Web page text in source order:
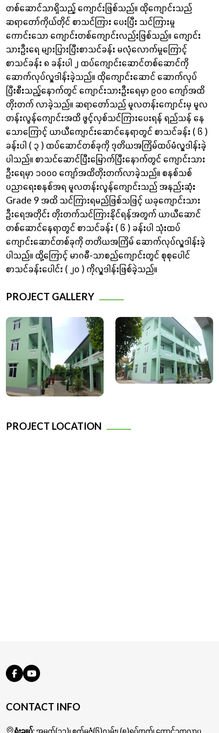
တစ်ဆောင်သာရှိသည့် ကျောင်းဖြစ်သည်။ ထိုကျောင်းသည်
ဆရာတော်ကိုယ်တိုင် စာသင်ကြား ပေးပြီး သင်ကြားမှု
ကောင်းသော ကျောင်းတစ်ကျောင်းလည်းဖြစ်သည်။ ကျောင်း
သားဦးရေ များပြားပြီးစာသင်ခန်း မလုံလောက်မှုကြောင့်
စာသင်ခန်း ၈ ခန်းပါ ၂ ထပ်ကျောင်းဆောင်တစ်ဆောင်ကို
ဆောက်လုပ်လှူဒါန်းခဲ့သည်။ ထိုကျောင်းဆောင် ဆောက်လုပ်
ပြီးစီးသည့်နောက်တွင် ကျောင်းသားဦးရေမှာ ၉၀၀ ကျော်အထိ
တိုးတက် လာခဲ့သည်။ ဆရာတော်သည် မူလတန်းကျောင်းမှ မူလ
တန်းလွန်ကျောင်းအထိ ဖွင့်လှစ်သင်ကြားပေးရန် ရည်သန် နေ
သောကြောင့် ယာယီကျောင်းဆောင်နေရာတွင် စာသင်ခန်း ( ၆ )
ခန်းပါ ( ၃ ) ထပ်‌ဆောင်တစ်ခုကို ဒုတိယအကြိမ်ထပ်မံလှူဒါန်းခဲ့
ပါသည်။ စာသင်ဆောင်ပြီးမြောက်ပြီးနောက်တွင် ကျောင်းသား
ဦးရေမှာ ၁၀၀၀ ကျော်အထိတိုးတက်လာခဲ့သည်။ စနစ်သစ်
ပညာရေးစနစ်အရ မူလတန်းလွန်ကျောင်းသည် အနည်းဆုံး
Grade 9 အထိ သင်ကြားရမည်ဖြစ်သဖြင့် ယခုကျောင်းသား
ဦးရေအတိုင်း တိုးတက်သင်ကြားနိုင်ရန်အတွက် ယာယီ‌ဆောင်
တစ်ဆောင်နေရာတွင် စာသင်ခန်း ( ၆ ) ခန်းပါ သုံးထပ်
ကျောင်းဆောင်တစ်ခုကို တတိယအကြိမ် ဆောက်လုပ်လှူဒါန်းခဲ့
ပါသည်။ ထို့ကြောင့် မာဂဓီ-သာစည်ကျောင်းတွင် စုစုပေါင်
စာသင်ခန်းပေါင်း ( ၂၀ ) ကိုလှူဒါန်းဖြစ်ခဲ့သည်။
PROJECT GALLERY
PROJECT LOCATION
CONTACT INFO
ရုံးချုပ်: အမှတ်(၁၁)၊ စက်မှုဇုံ(၆)လမ်း၊ (၈)ရပ်ကွက်၊ တောင်ဥက္ကလာပ